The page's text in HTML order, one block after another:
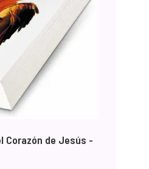
Corazón de Jesús -